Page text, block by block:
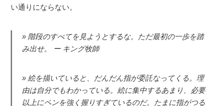
い通りにならない。
階段のすべてを見ようとするな。ただ最初の一歩を踏
み出せ。 ー キング牧師
絵を描いていると、だんだん指が委託なってくる。理
由は自分でもわかっている。絵に集中するあまり、必要
以上にペンを強く握りすぎているのだ。たまに指がつる